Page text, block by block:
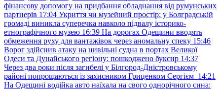
фінансову допомогу на придбання обладнання від румунських
партнерів 17:04 Укриття чи музейний простір: у Болградській
громаді виникла суперечка навколо підвалу історико-
етнографічного музею 16:39 На дорогах Одещини вводять
обмеження руху для вантажівок через аномальну спеку 15:46
Ворог здійснив атаку на цивільні судна в портах Великої
Одеси та Дунайського регіону: пошкоджено буксир 14:37
Через два роки після загибелі у Білгород-Дністровському
районі попрощаються із захисником Гриценком Сергієм 14:21
На Одещині водійка авто наїхала на свого однорічного сина: